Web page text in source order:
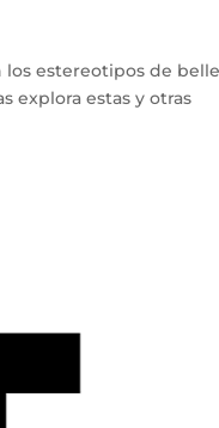
los estereotipos de
explora estas y otras